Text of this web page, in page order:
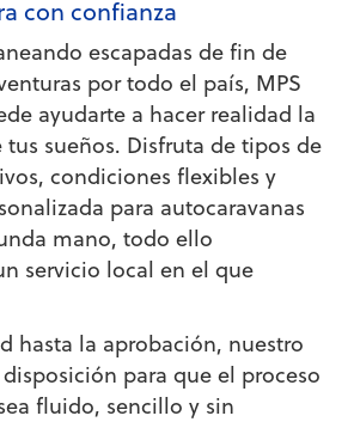
con confianza
escapadas de fin de
por todo el país, MPS
ayudarte a hacer realidad la
tus sueños. Disfruta de tipos de
condiciones flexibles y
para autocaravanas
mano, todo ello
servicio local en el que
hasta la aprobación, nuestro
para que el proceso
fluido, sencillo y sin